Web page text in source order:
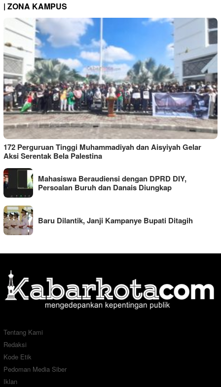
| ZONA KAMPUS
172 Perguruan Tinggi Muhammadiyah dan Aisyiyah Gelar
Aksi Serentak Bela Palestina
Mahasiswa Beraudiensi dengan DPRD DIY,
Persoalan Buruh dan Danais Diungkap
Baru Dilantik, Janji Kampanye Bupati Ditagih
Tentang Kami
Redaksi
Kode Etik
Pedoman Media Siber
Iklan